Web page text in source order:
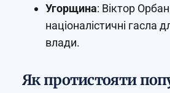
Угорщина: Віктор
націоналістичні гасла
влади.
Як протистояти